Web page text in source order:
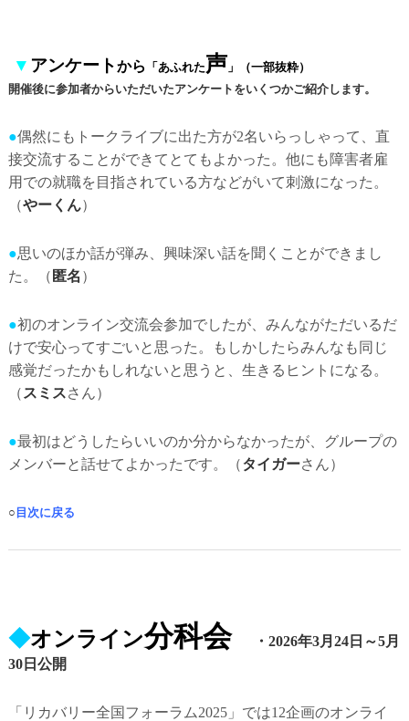
▼ アンケートから 「あふれた声 」
（一部抜粋）
開催後に参加者からいただいたアンケートをいくつかご紹介します。
●偶然にもトークライブに出た方が2名いらっしゃって、直
接交流することができてとてもよかった。他にも障害者雇
用での就職を目指されている方などがいて刺激になった。
（やーくん）
●思いのほか話が弾み、興味深い話を聞くことができまし
た。
（ 匿名 ）
●初のオンライン交流会参加でしたが、みんながただいるだ
けで安心ってすごいと思った。もしかしたらみんなも同じ
感覚だったかもしれないと思うと、生きるヒントになる。
（ スミスさん）
●最初はどうしたらいいのか分からなかったが、グループの
メンバーと話せてよかったです。
（タイガーさん）
○ 目次に戻る
◆オンライン分科会
・2026年3月24日～5月
30日公開
「リカバリー全国フォーラム2025」では12企画のオンライ